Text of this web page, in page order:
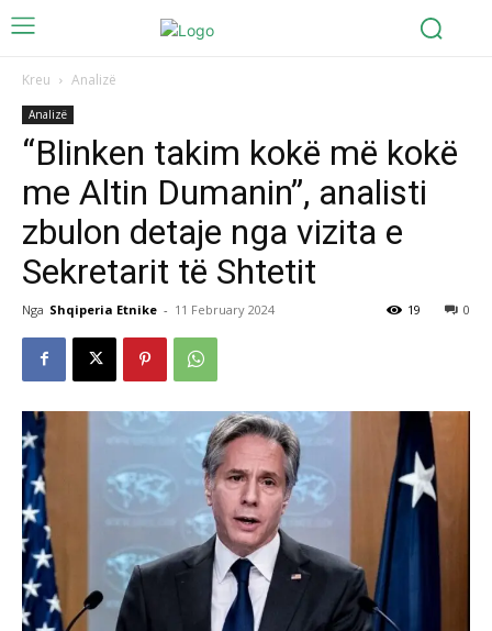
Kreu Analizë
Analizë
“Blinken takim kokë më kokë
me Altin Dumanin”, analisti
zbulon detaje nga vizita e
Sekretarit të Shtetit
Nga Shqiperia Etnike - 11 February 2024 0
19